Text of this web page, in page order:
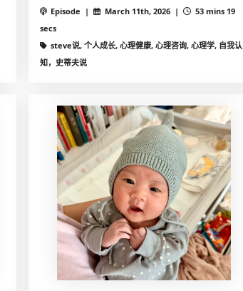
Episode | March 11th, 2026 |
53 mins 19
secs
steve说, 个人成长, 心理健康, 心理咨询, 心理学, 自我认
知，史蒂夫说